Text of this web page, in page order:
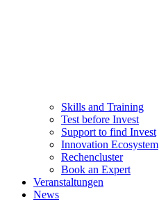
Skills and Training
Test before Invest
Support to find Invest
Innovation Ecosystem
Rechencluster​
Book an Expert
Veranstaltungen
News